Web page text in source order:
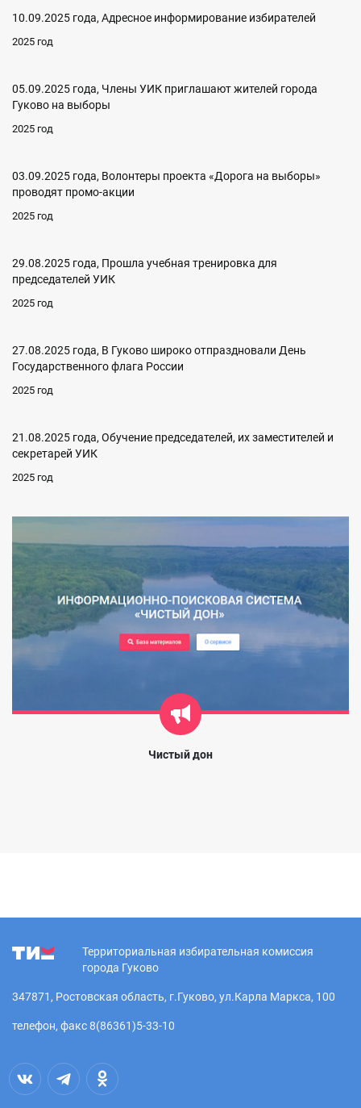
10.09.2025 года, Адресное информирование избирателей
2025 год
05.09.2025 года, Члены УИК приглашают жителей города
Гуково на выборы
2025 год
03.09.2025 года, Волонтеры проекта «Дорога на выборы»
проводят промо-акции
2025 год
29.08.2025 года, Прошла учебная тренировка для
председателей УИК
2025 год
27.08.2025 года, В Гуково широко отпраздновали День
Государственного флага России
2025 год
21.08.2025 года, Обучение председателей, их заместителей и
секретарей УИК
2025 год
Чистый дон
Территориальная избирательная комиссия
города Гуково
347871, Ростовская область, г.Гуково, ул.Карла Маркса, 100
телефон, факс 8(86361)5-33-10